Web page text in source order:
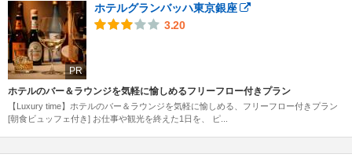
PR
ホテルグランバッハ東京銀座
3.20
ホテルのバー＆ラウンジを気軽に愉しめるフリーフロー付きプラン
【Luxury time】ホテルのバー＆ラウンジを気軽に愉しめる、フリーフロー付きプラン
[朝食ビュッフェ付き] お仕事や観光を終えた1日を、 ピ...